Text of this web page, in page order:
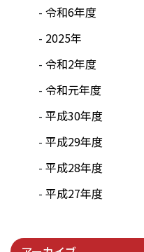
令和6年度
2025年
令和2年度
令和元年度
平成30年度
平成29年度
平成28年度
平成27年度